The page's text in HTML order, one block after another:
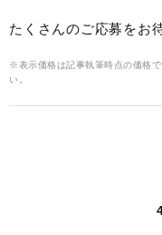
たくさんのご応募をお
※表示価格は記事執筆時点の価格
い。